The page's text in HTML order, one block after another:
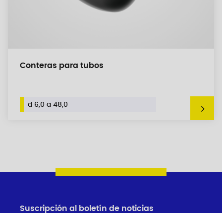
Conteras para tubos
d 6,0 a 48,0
Suscripción al boletín de noticias